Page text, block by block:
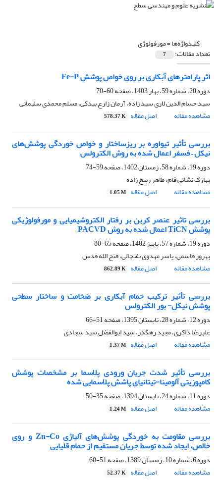
کلیدواژه‌ها =مورفولوژی
تعداد مقالات: 7
اثر پارامترهای آبکاری بر روی خواص پوشش Fe-P
دوره 20، شماره 59، بهار 1403، صفحه
60-70
سید حسام الدین لاری سید زاده، آرمان زارع بیدکی، مسلم محمدی سلیمانی
مشاهده مقاله
اصل مقاله 578.37 K
بررسی تأثیر تیواوره بر ریزساختار و خواص خوردگی پوشش‌های
نیکل – فسفر اعمال شده به روش الکترولس
دوره 19، شماره 58، زمستان 1402، صفحه
59-74
بهارک نشانی فام، طاهر ربیع زاده
مشاهده مقاله
اصل مقاله 1.05 M
بررسی تاثیر عنصر کربن بر رفتار الکتروشیمیایی و مورفولوژیکی
پوشش TiCN اعمال شده به روش PACVD
دوره 19، شماره 57، پاییز 1402، صفحه
65-80
بهروز قاسمی، یاسر مهدوی نفتچالی، فتح الله قدس
مشاهده مقاله
اصل مقاله 862.89 K
بررسی تأثیر ترکیب حمام آبکاری بر ضخامت و ساختار سطحی
پوشش نیکل- بور الکترولس
دوره 12، شماره 28، تابستان 1395، صفحه
51-66
علیرضا ذاکری، مجید رهگذر، سید ابوالفضل سید سجادی
مشاهده مقاله
اصل مقاله 1.37 M
بررسی تأثیر شدت جریان ورودی پلاسما بر مشخصات پوشش‌
کامپوزیتی آلومینا-تیتانیای پاشش پلاسمایی شده
دوره 11، شماره 24، تابستان 1394، صفحه
35-50
مشاهده مقاله
اصل مقاله 1.24 M
بررسی مقاومت به خوردگی پوشش‌های آلیاژی Zn-Co و روی
خالص، ایجاد شده توسط جریان مستقیم از حمام قلیایی
دوره 6، شماره 10، زمستان 1389، صفحه
51-60
مشاهده مقاله
اصل مقاله 52.37 K